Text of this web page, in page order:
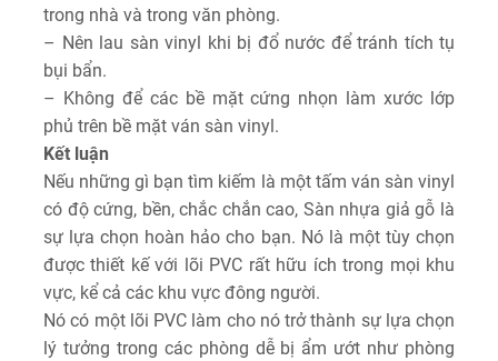
trong nhà và trong văn phòng.
– Nên lau sàn vinyl khi bị đổ nước để tránh tích tụ
bụi bẩn.
– Không để các bề mặt cứng nhọn làm xước lớp
phủ trên bề mặt ván sàn vinyl.
Kết luận
Nếu những gì bạn tìm kiếm là một tấm ván sàn vinyl
có độ cứng, bền, chắc chắn cao, Sàn nhựa giả gỗ là
sự lựa chọn hoàn hảo cho bạn. Nó là một tùy chọn
được thiết kế với lõi PVC rất hữu ích trong mọi khu
vực, kể cả các khu vực đông người.
Nó có một lõi PVC làm cho nó trở thành sự lựa chọn
lý tưởng trong các phòng dễ bị ẩm ướt như phòng